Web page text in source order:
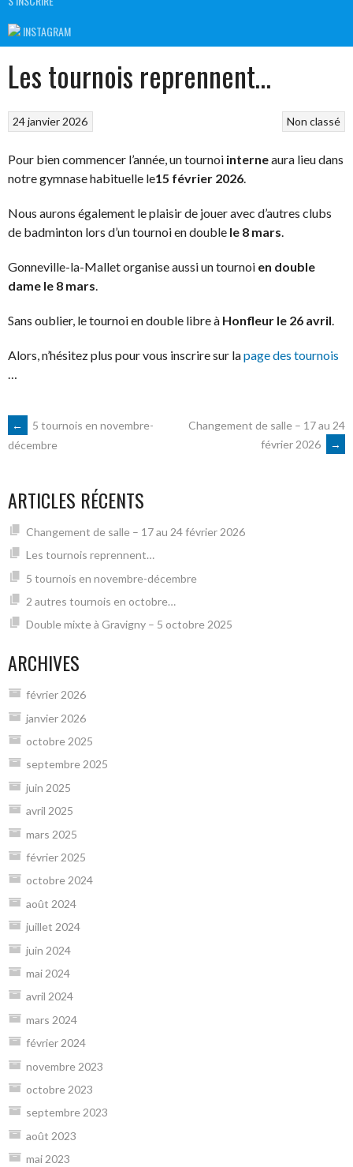
INSTAGRAM
Les tournois reprennent…
Non classé
24 janvier 2026
Pour bien commencer l’année, un tournoi interneaura lieu dans
notre gymnase habituelle le15 février 2026.
Nous aurons également le plaisir de jouer avec d’autres clubs
de badminton lors d’un tournoi en double le 8 mars.
Gonneville-la-Mallet organise aussi un tournoi en double
dame le 8 mars.
Sans oublier, le tournoi en double libre à Honfleur le 26 avril.
Alors, n’hésitez plus pour vous inscrire sur lapage des tournois
…
NAVIGATION
ARTICLES
←
5 tournois en novembre-
décembre
Changement de salle – 17 au 24
février 2026
→
ARTICLES RÉCENTS
Changement de salle – 17 au 24 février 2026
Les tournois reprennent…
5 tournois en novembre-décembre
2 autres tournois en octobre…
Double mixte à Gravigny – 5 octobre 2025
ARCHIVES
février 2026
janvier 2026
octobre 2025
septembre 2025
juin 2025
avril 2025
mars 2025
février 2025
octobre 2024
août 2024
juillet 2024
juin 2024
mai 2024
avril 2024
mars 2024
février 2024
novembre 2023
octobre 2023
septembre 2023
août 2023
mai 2023